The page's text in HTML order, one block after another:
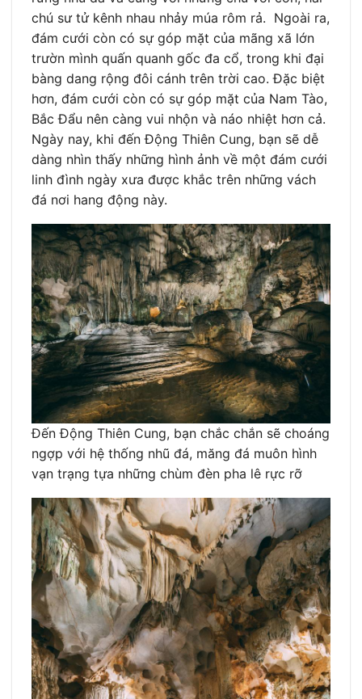
chú sư tử kênh nhau nhảy múa rôm rả. Ngoài ra,
đám cưới còn có sự góp mặt của mãng xã lớn
trườn mình quấn quanh gốc đa cổ, trong khi đại
bàng dang rộng đôi cánh trên trời cao. Đặc biệt
hơn, đám cưới còn có sự góp mặt của Nam Tào,
Bắc Đẩu nên càng vui nhộn và náo nhiệt hơn cả.
Ngày nay, khi đến Động Thiên Cung, bạn sẽ dễ
dàng nhìn thấy những hình ảnh về một đám cưới
linh đình ngày xưa được khắc trên những vách
đá nơi hang động này.
Đến Động Thiên Cung, bạn chắc chắn sẽ choáng
ngợp với hệ thống nhũ đá, măng đá muôn hình
vạn trạng tựa những chùm đèn pha lê rực rỡ